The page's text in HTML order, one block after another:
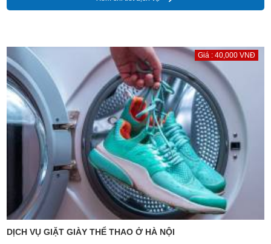
Giá : 40,000 VNĐ
DỊCH VỤ GIẶT GIÀY THỂ THAO Ở HÀ NỘI